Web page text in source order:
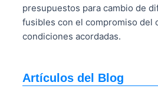
presupuestos para cambio de
fusibles con el compromiso del
condiciones acordadas.
Artículos del Blog